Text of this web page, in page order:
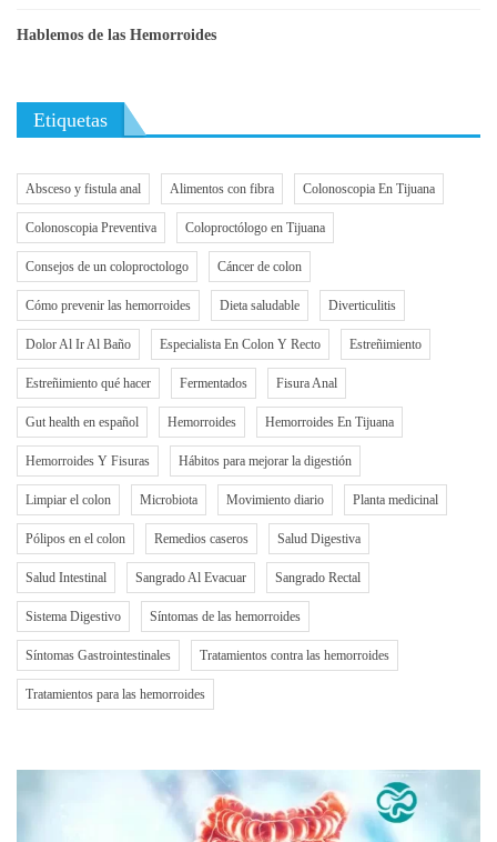
Hablemos de las Hemorroides
Etiquetas
Absceso y fistula anal Alimentos con fibra Colonoscopia En Tijuana
Colonoscopia Preventiva Coloproctólogo en Tijuana
Consejos de un coloproctologo Cáncer de colon
Cómo prevenir las hemorroides Dieta saludable Diverticulitis
Dolor Al Ir Al Baño Especialista En Colon Y Recto Estreñimiento
Estreñimiento qué hacer Fermentados Fisura Anal
Gut health en español Hemorroides Hemorroides En Tijuana
Hemorroides Y Fisuras Hábitos para mejorar la digestión
Limpiar el colon Microbiota Movimiento diario Planta medicinal
Pólipos en el colon Remedios caseros Salud Digestiva
Salud Intestinal Sangrado Al Evacuar Sangrado Rectal
Sistema Digestivo Síntomas de las hemorroides
Síntomas Gastrointestinales Tratamientos contra las hemorroides
Tratamientos para las hemorroides